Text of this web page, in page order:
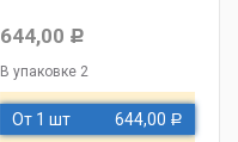
644,00 Р
В упаковке 2
От 1 шт 644,00 Р